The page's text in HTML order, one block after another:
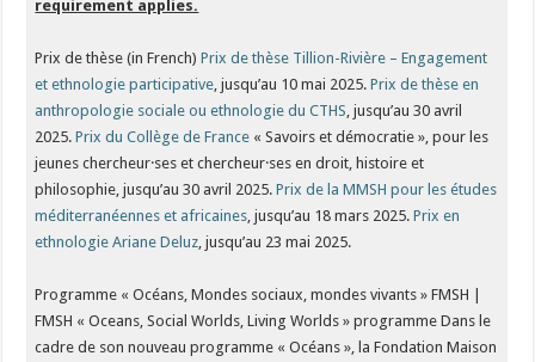
requirement applies.
Prix de thèse (in French)Prix de thèse Tillion-Rivière – Engagement
et ethnologie participative , jusqu’au 10 mai 2025.Prix de thèse en
anthropologie sociale ou ethnologie du CTHS , jusqu’au 30 avril
2025.Prix du Collège de France « Savoirs et démocratie », pour les
jeunes chercheur·ses et chercheur·ses en droit, histoire et
philosophie, jusqu’au 30 avril 2025.Prix de la MMSH pour les études
méditerranéennes et africaines , jusqu’au 18 mars 2025.Prix en
ethnologie Ariane Deluz , jusqu’au 23 mai 2025.
Programme « Océans, Mondes sociaux, mondes vivants » FMSH |
FMSH « Oceans, Social Worlds, Living Worlds » programme Dans le
cadre de son nouveau programme « Océans », la Fondation Maison